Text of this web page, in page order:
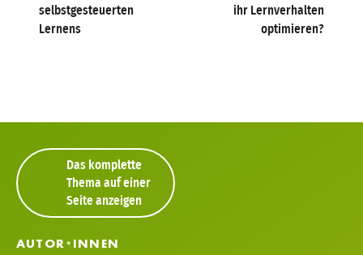
selbstgesteuerten
Lernens
ihr Lernverhalten
optimieren?
Das komplette
Thema auf einer
Seite anzeigen
AUTOR* INNEN